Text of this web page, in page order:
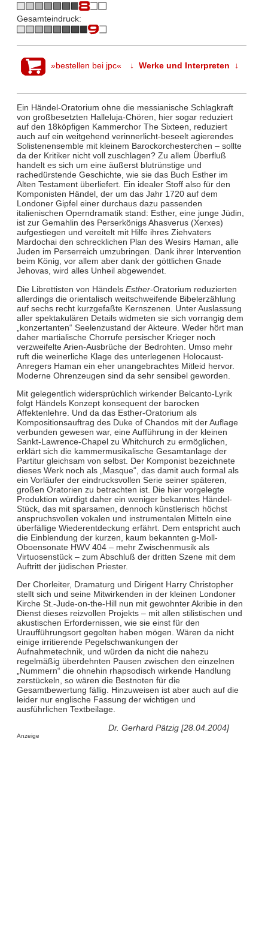
Gesamteindruck:
»bestellen bei jpc« ↓ Werke und Interpreten ↓
Ein Händel-Oratorium ohne die messianische Schlagkraft
von großbesetzten Halleluja-Chören, hier sogar reduziert
auf den 18köpfigen Kammerchor The Sixteen, reduziert
auch auf ein weitgehend verinnerlicht-beseelt agierendes
Solistenensemble mit kleinem Barockorchesterchen – sollte
da der Kritiker nicht voll zuschlagen? Zu allem Überfluß
handelt es sich um eine äußerst blutrünstige und
rachedürstende Geschichte, wie sie das Buch Esther im
Alten Testament überliefert. Ein idealer Stoff also für den
Komponisten Händel, der um das Jahr 1720 auf dem
Londoner Gipfel einer durchaus dazu passenden
italienischen Operndramatik stand: Esther, eine junge Jüdin,
ist zur Gemahlin des Perserkönigs Ahasverus (Xerxes)
aufgestiegen und vereitelt mit Hilfe ihres Ziehvaters
Mardochai den schrecklichen Plan des Wesirs Haman, alle
Juden im Perserreich umzubringen. Dank ihrer Intervention
beim König, vor allem aber dank der göttlichen Gnade
Jehovas, wird alles Unheil abgewendet.
Die Librettisten von Händels Esther-Oratorium reduzierten
allerdings die orientalisch weitschweifende Bibelerzählung
auf sechs recht kurzgefaßte Kernszenen. Unter Auslassung
aller spektakulären Details widmeten sie sich vorrangig dem
„konzertanten“ Seelenzustand der Akteure. Weder hört man
daher martialische Chorrufe persischer Krieger noch
verzweifelte Arien-Ausbrüche der Bedrohten. Umso mehr
ruft die weinerliche Klage des unterlegenen Holocaust-
Anregers Haman ein eher unangebrachtes Mitleid hervor.
Moderne Ohrenzeugen sind da sehr sensibel geworden.
Mit gelegentlich widersprüchlich wirkender Belcanto-Lyrik
folgt Händels Konzept konsequent der barocken
Affektenlehre. Und da das Esther-Oratorium als
Kompositionsauftrag des Duke of Chandos mit der Auflage
verbunden gewesen war, eine Aufführung in der kleinen
Sankt-Lawrence-Chapel zu Whitchurch zu ermöglichen,
erklärt sich die kammermusikalische Gesamtanlage der
Partitur gleichsam von selbst. Der Komponist bezeichnete
dieses Werk noch als „Masque“, das damit auch formal als
ein Vorläufer der eindrucksvollen Serie seiner späteren,
großen Oratorien zu betrachten ist. Die hier vorgelegte
Produktion würdigt daher ein weniger bekanntes Händel-
Stück, das mit sparsamen, dennoch künstlerisch höchst
anspruchsvollen vokalen und instrumentalen Mitteln eine
überfällige Wiederentdeckung erfährt. Dem entspricht auch
die Einblendung der kurzen, kaum bekannten g-Moll-
Oboensonate HWV 404 – mehr Zwischenmusik als
Virtuosenstück – zum Abschluß der dritten Szene mit dem
Auftritt der jüdischen Priester.
Der Chorleiter, Dramaturg und Dirigent Harry Christopher
stellt sich und seine Mitwirkenden in der kleinen Londoner
Kirche St.-Jude-on-the-Hill nun mit gewohnter Akribie in den
Dienst dieses reizvollen Projekts – mit allen stilistischen und
akustischen Erfordernissen, wie sie einst für den
Uraufführungsort gegolten haben mögen. Wären da nicht
einige irritierende Pegelschwankungen der
Aufnahmetechnik, und würden da nicht die nahezu
regelmäßig überdehnten Pausen zwischen den einzelnen
„Nummern“ die ohnehin rhapsodisch wirkende Handlung
zerstückeln, so wären die Bestnoten für die
Gesamtbewertung fällig. Hinzuweisen ist aber auch auf die
leider nur englische Fassung der wichtigen und
ausführlichen Textbeilage.
Dr. Gerhard Pätzig [28.04.2004]
Anzeige